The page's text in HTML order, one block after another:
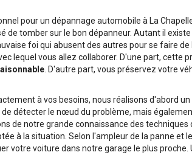
pour un dépannage automobile à La
de tomber sur le bon dépanneur. Autant il existe
foi qui abusent des autres pour se faire de
lequel vous allez collaborer. D'une part, cette
. D'autre part, vous préservez votre
à vos besoins, nous réalisons d'abord
détecter le nœud du problème, mais
de notre grande connaissance des techniques
à la situation. Selon l'ampleur de la panne et
votre voiture dans notre garage le plus proche.